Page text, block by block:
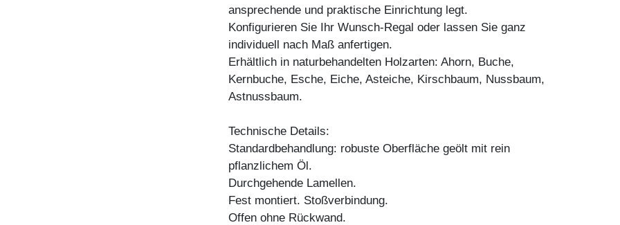
ansprechende und praktische Einrichtung legt.
Konfigurieren Sie Ihr Wunsch-Regal oder lassen Sie ganz
individuell nach Maß anfertigen.
Erhältlich in naturbehandelten Holzarten: Ahorn, Buche,
Kernbuche, Esche, Eiche, Asteiche, Kirschbaum, Nussbaum,
Astnussbaum.
Technische Details:
Standardbehandlung: robuste Oberfläche geölt mit rein
pflanzlichem Öl.
Durchgehende Lamellen.
Fest montiert. Stoßverbindung.
Offen ohne Rückwand.